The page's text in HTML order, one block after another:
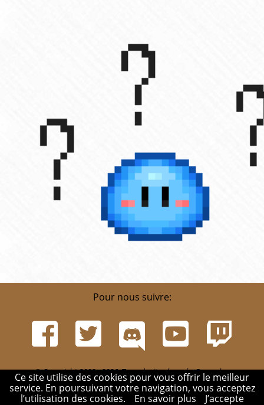
Pour nous suivre:
© Copyright 2002 - 2026. Tous droits réservés. Pour plus
d'informations, rendez-vous sur la page Infos.
Mentions légales-Contact-Réglement-Mon compte
Ce site utilise des cookies pour vous offrir le meilleur
service. En poursuivant votre navigation, vous acceptez
l’utilisation des cookies.
En savoir plus J’accepte